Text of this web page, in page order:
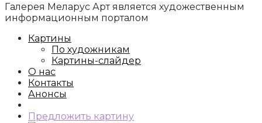
Галерея Меларус Арт является художественным
информационным порталом
Картины
По художникам
Картины-слайдер
О нас
Контакты
Анонсы
Предложить картину